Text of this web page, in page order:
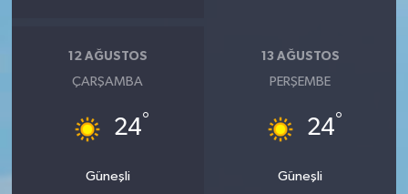
12 AĞUSTOS
ÇARŞAMBA
24°
Güneşli
13 AĞUSTOS
PERŞEMBE
24°
Güneşli